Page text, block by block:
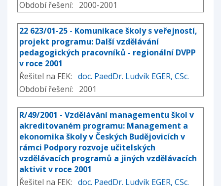
Období řešení: 2000-2001
22 623/01-25 - Komunikace školy s veřejností,
projekt programu: Další vzdělávání
pedagogických pracovníků - regionální DVPP
v roce 2001
Řešitel na FEK: doc. PaedDr. Ludvík EGER, CSc.
Období řešení: 2001
R/49/2001 - Vzdělávání managementu škol v
akreditovaném programu: Management a
ekonomika školy v Českých Budějovicích v
rámci Podpory rozvoje učitelských
vzdělávacích programů a jiných vzdělávacích
aktivit v roce 2001
Řešitel na FEK: doc. PaedDr. Ludvík EGER, CSc.